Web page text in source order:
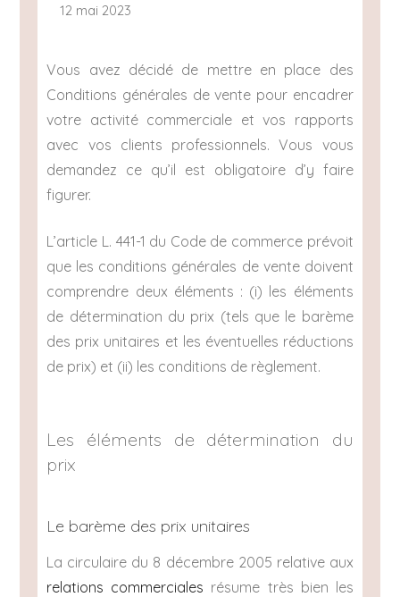
12 mai 2023
Vous avez décidé de mettre en place des
Conditions générales de vente pour encadrer
votre activité commerciale et vos rapports
avec vos clients professionnels. Vous vous
demandez ce qu’il est obligatoire d’y faire
figurer.
L’article L. 441-1 du Code de commerce prévoit
que les conditions générales de vente doivent
comprendre deux éléments : (i) les éléments
de détermination du prix (tels que le barème
des prix unitaires et les éventuelles réductions
de prix) et (ii) les conditions de règlement.
Les éléments de détermination du
prix
Le barème des prix unitaires
La circulaire du 8 décembre 2005 relative aux
relations commerciales résume très bien les